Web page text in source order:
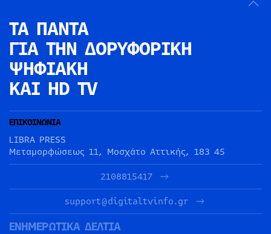
ΤΑ ΠΑΝΤΑ
ΓΙΑ ΤΗΝ ΔΟΡΥΦΟΡΙΚΗ
ΨΗΦΙΑΚΗ
ΚΑΙ HD TV
ΕΠΙΚΟΙΝΩΝΙΑ
LIBRA PRESS
Μεταμορφώσεως 11, Μοσχάτο Αττικής, 183 45
2108815417
support@digitaltvinfo.gr
ΕΝΗΜΕΡΩΤΙΚΑ ΔΕΛΤΙΑ